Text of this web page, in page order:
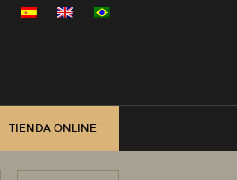
TIENDA ONLINE